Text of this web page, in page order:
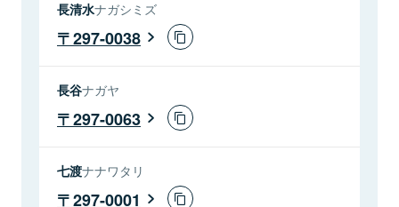
長清水ナガシミズ
297-0038
長谷ナガヤ
297-0063
七渡ナナワタリ
297-0001